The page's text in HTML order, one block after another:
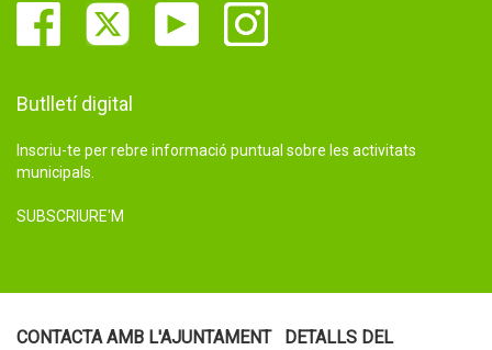
Butlletí digital
Inscriu-te per rebre informació puntual sobre les activitats
municipals.
SUBSCRIURE'M
CONTACTA AMB L'AJUNTAMENT
DETALLS DEL